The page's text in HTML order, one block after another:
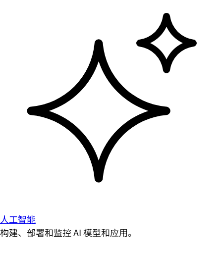
人工智能
构建、部署和监控 AI 模型和应用。